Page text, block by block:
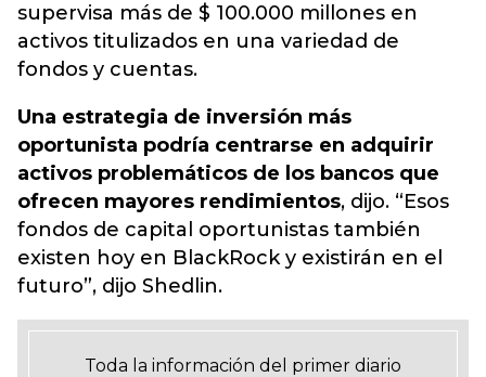
supervisa más de $ 100.000 millones en
activos titulizados en una variedad de
fondos y cuentas.
Una estrategia de inversión más
oportunista podría centrarse en adquirir
activos problemáticos de los bancos que
ofrecen mayores rendimientos, dijo. “Esos
fondos de capital oportunistas también
existen hoy en BlackRock y existirán en el
futuro”, dijo Shedlin.
Toda la información del primer diario